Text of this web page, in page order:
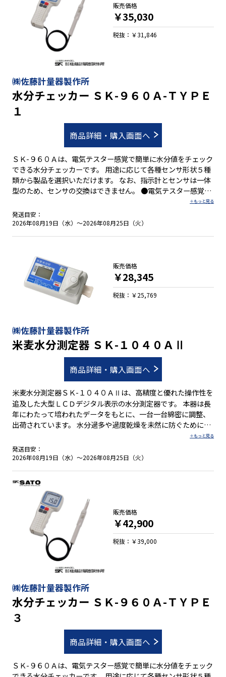
㈱佐藤計量器製作所
水分チェッカー ＳＫ-９６０Ａ-ＴＹＰＥ
１
商品詳細・購入画面へ
ＳＫ-９６０Ａは、電気テスター感覚で簡単に水分値をチェック
できる水分チェッカーです。 用途に応じて各種センサ形状５種
類から製品を選択いただけます。 なお、指示計とセンサは一体
型のため、センサの交換はできません。 ●電気テスター感覚で
簡単水分チェック ●簡単。センサを試料にあてるだけ ●速い。
スイッチを押すだけで測定完了 ●正確。標準レンジの他に7つ
のユーザーズレンジ機能 ●平均値も表示可能
発送目安：
2026年08月19日（水）～2026年08月25日（火）
販売価格
￥35,030
税抜：￥31,846
㈱佐藤計量器製作所
米麦水分測定器 ＳＫ-１０４０ＡⅡ
商品詳細・購入画面へ
米麦水分測定器ＳＫ-１０４０ＡⅡは、高精度と優れた操作性を
追及した大型ＬＣＤデジタル表示の水分測定器です。 本器は長
年にわたって培われたデータをもとに、一台一台綿密に調整、
出荷されています。 水分過多や過度乾燥を未然に防ぐために
「米麦水分測定器ＳＫ-１０４０ＡⅡ」をご活用ください。
●見やすい大きな液晶パネル採用 ●ボタンの数を少なくして使
いやすく ●平均値がボタン一つで簡単に読み取り ●ワンタッチ
正：非対応 ●ＪＣＳＳ校正：非対応
発送目安：
2026年08月19日（水）～2026年08月25日（火）
販売価格
￥28,345
税抜：￥25,769
㈱佐藤計量器製作所
水分チェッカー ＳＫ-９６０Ａ-ＴＹＰＥ
３
商品詳細・購入画面へ
ＳＫ-９６０Ａは、電気テスター感覚で簡単に水分値をチェック
販売価格
￥42,900
税抜：￥39,000